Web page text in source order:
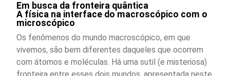
Em busca da fronteira quântica
A física na interface do macroscópico com o
microscópico
Os fenômenos do mundo macroscópico, em que
vivemos, são bem diferentes daqueles que ocorrem
com átomos e moléculas. Há uma sutil (e misteriosa)